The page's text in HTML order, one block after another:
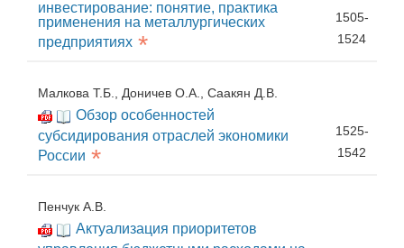
инвестирование: понятие, практика
применения на металлургических
предприятиях *
1505-
1524
Малкова Т.Б., Доничев О.А., Саакян Д.В.
Обзор особенностей
субсидирования отраслей экономики
России *
1525-
1542
Пенчук А.В.
Актуализация приоритетов